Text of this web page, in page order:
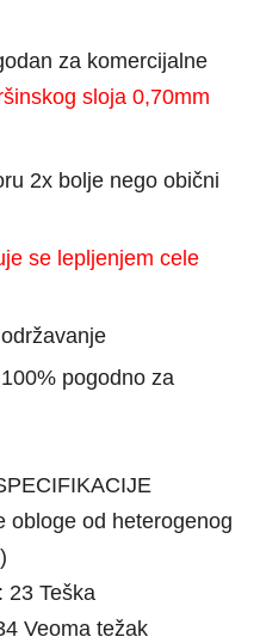
za komercijalne
sloja 0,70mm
2x bolje nego obični
se lepljenjem cele
održavanje
pogodno za
obloge od heterogenog
23 Teška
Veoma težak